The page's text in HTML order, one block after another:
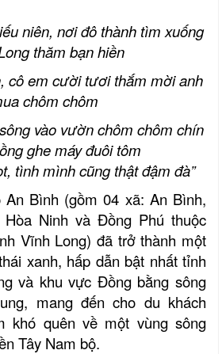
niên, nơi đô thành tìm xuống
thăm bạn hiền
cô em cười tươi thắm mời anh
chôm chôm
vào vườn chôm chôm chín
ghe máy đuôi tôm
tình mình cũng thật đậm đà”
Bình (gồm 04 xã: An Bình,
Ninh và Đồng Phú thuộc
Vĩnh Long) đã trở thành một
xanh, hấp dẫn bật nhất tỉnh
và khu vực Đồng bằng sông
mang đến cho du khách
khó quên về một vùng sông
Tây Nam bộ.